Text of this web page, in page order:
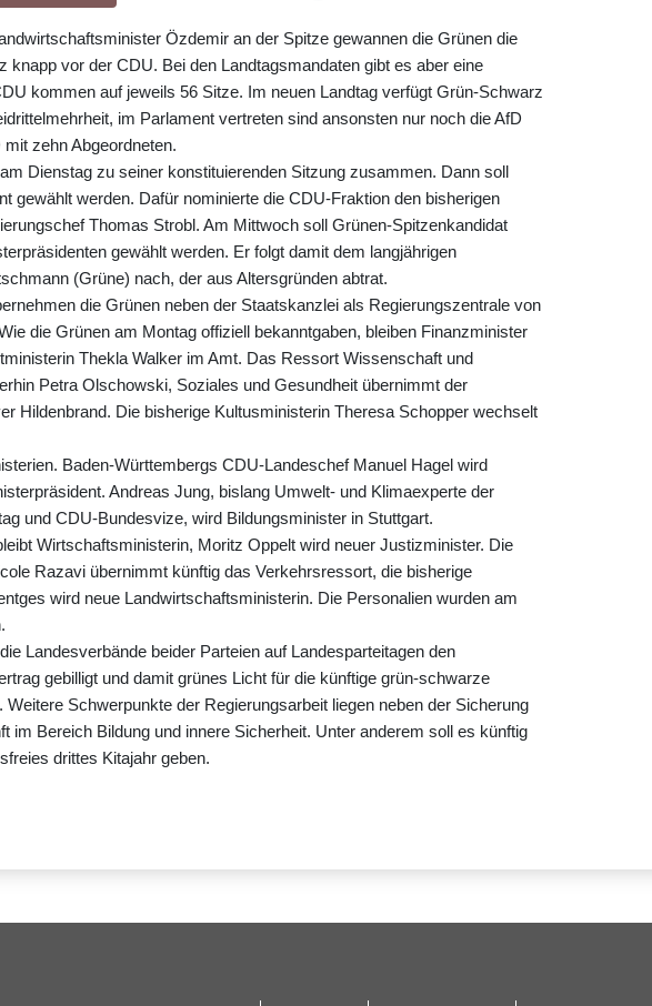
Özdemir an der Spitze gewannen die Grünen die
knapp vor der CDU. Bei den Landtagsmandaten gibt es aber eine
kommen auf jeweils 56 Sitze. Im neuen Landtag verfügt Grün-Schwarz
im Parlament vertreten sind ansonsten nur noch die AfD
zehn Abgeordneten.
Dienstag zu seiner konstituierenden Sitzung zusammen. Dann soll
gewählt werden. Dafür nominierte die CDU-Fraktion den bisherigen
Thomas Strobl. Am Mittwoch soll Grünen-Spitzenkandidat
gewählt werden. Er folgt damit dem langjährigen
(Grüne) nach, der aus Altersgründen abtrat.
die Grünen neben der Staatskanzlei als Regierungszentrale von
die Grünen am Montag offiziell bekanntgaben, bleiben Finanzminister
Thekla Walker im Amt. Das Ressort Wissenschaft und
Petra Olschowski, Soziales und Gesundheit übernimmt der
Hildenbrand. Die bisherige Kultusministerin Theresa Schopper wechselt
Baden-Württembergs CDU-Landeschef Manuel Hagel wird
Andreas Jung, bislang Umwelt- und Klimaexperte der
und CDU-Bundesvize, wird Bildungsminister in Stuttgart.
Wirtschaftsministerin, Moritz Oppelt wird neuer Justizminister. Die
Razavi übernimmt künftig das Verkehrsressort, die bisherige
wird neue Landwirtschaftsministerin. Die Personalien wurden am
Landesverbände beider Parteien auf Landesparteitagen den
gebilligt und damit grünes Licht für die künftige grün-schwarze
Weitere Schwerpunkte der Regierungsarbeit liegen neben der Sicherung
im Bereich Bildung und innere Sicherheit. Unter anderem soll es künftig
drittes Kitajahr geben.